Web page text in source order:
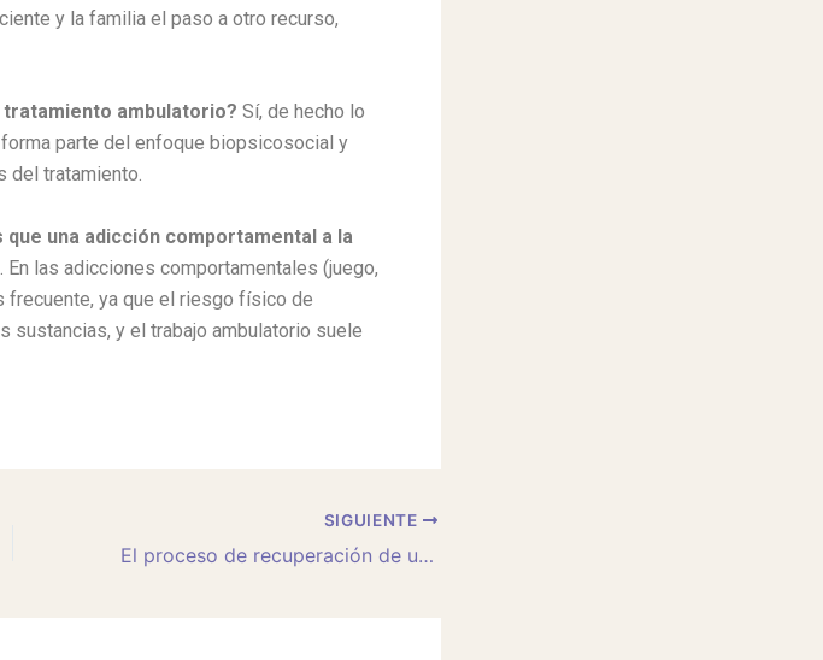
y la familia el paso a otro recurso,
ambulatorio? Sí, de hecho lo
forma parte del enfoque biopsicosocial y
del tratamiento.
una adicción comportamental a la
En las adicciones comportamentales (juego,
frecuente, ya que el riesgo físico de
sustancias, y el trabajo ambulatorio suele
SIGUIENTE
El proceso de recuperación de una adicción: etapas, cambios y papel de la familia